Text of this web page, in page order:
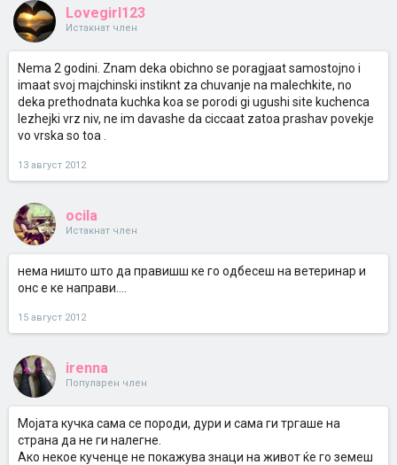
Lovegirl123
Истакнат член
Nema 2 godini. Znam deka obichno se poragjaat samostojno i
imaat svoj majchinski instiknt za chuvanje na malechkite, no
deka prethodnata kuchka koa se porodi gi ugushi site kuchenca
lezhejki vrz niv, ne im davashe da ciccaat zatoa prashav povekje
vo vrska so toa .
13 август 2012
ocila
Истакнат член
нема ништо што да правишш ке го одбесеш на ветеринар и
онс е ке направи....
15 август 2012
irenna
Популарен член
Мојата кучка сама се породи, дури и сама ги тргаше на
страна да не ги налегне.
Ако некое кученце не покажува знаци на живот ќе го земеш